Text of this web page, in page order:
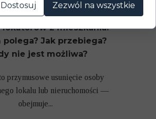
lokatorów z mieszkania:
polega? Jak przebiega?
nie jest możliwa?
przymusowe usunięcie osoby
lokalu lub nieruchomości —
obejmuje...
Dostosuj Zezwól na wszystkie